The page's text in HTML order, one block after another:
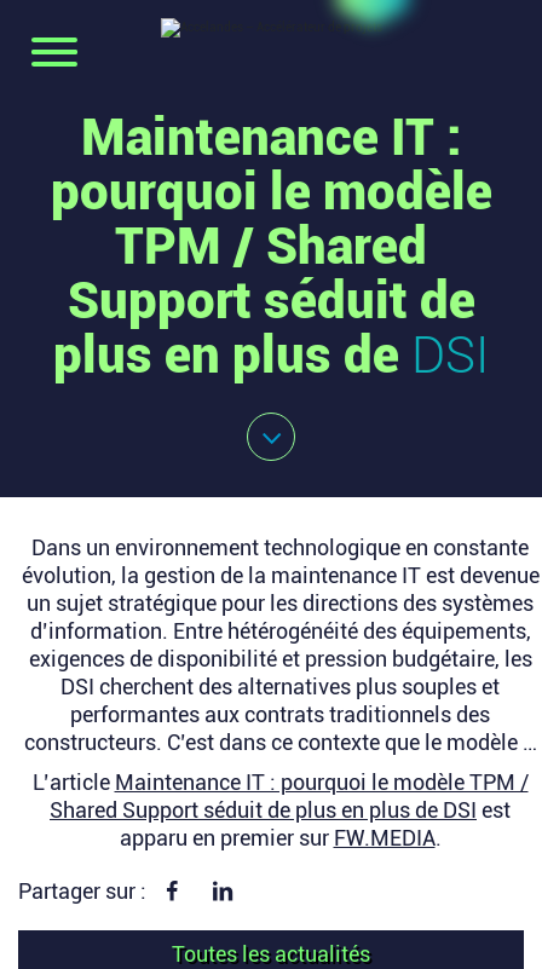
Maintenance IT :
pourquoi le modèle
TPM / Shared
Support séduit de
plus en plus de DSI
Dans un environnement technologique en constante
évolution, la gestion de la maintenance IT est devenue
un sujet stratégique pour les directions des systèmes
d’information. Entre hétérogénéité des équipements,
exigences de disponibilité et pression budgétaire, les
DSI cherchent des alternatives plus souples et
performantes aux contrats traditionnels des
constructeurs. C’est dans ce contexte que le modèle …
L’article Maintenance IT : pourquoi le modèle TPM /
Shared Support séduit de plus en plus de DSI est
apparu en premier sur FW.MEDIA.
Partager sur : Partager sur Facebook
Toutes les actualités